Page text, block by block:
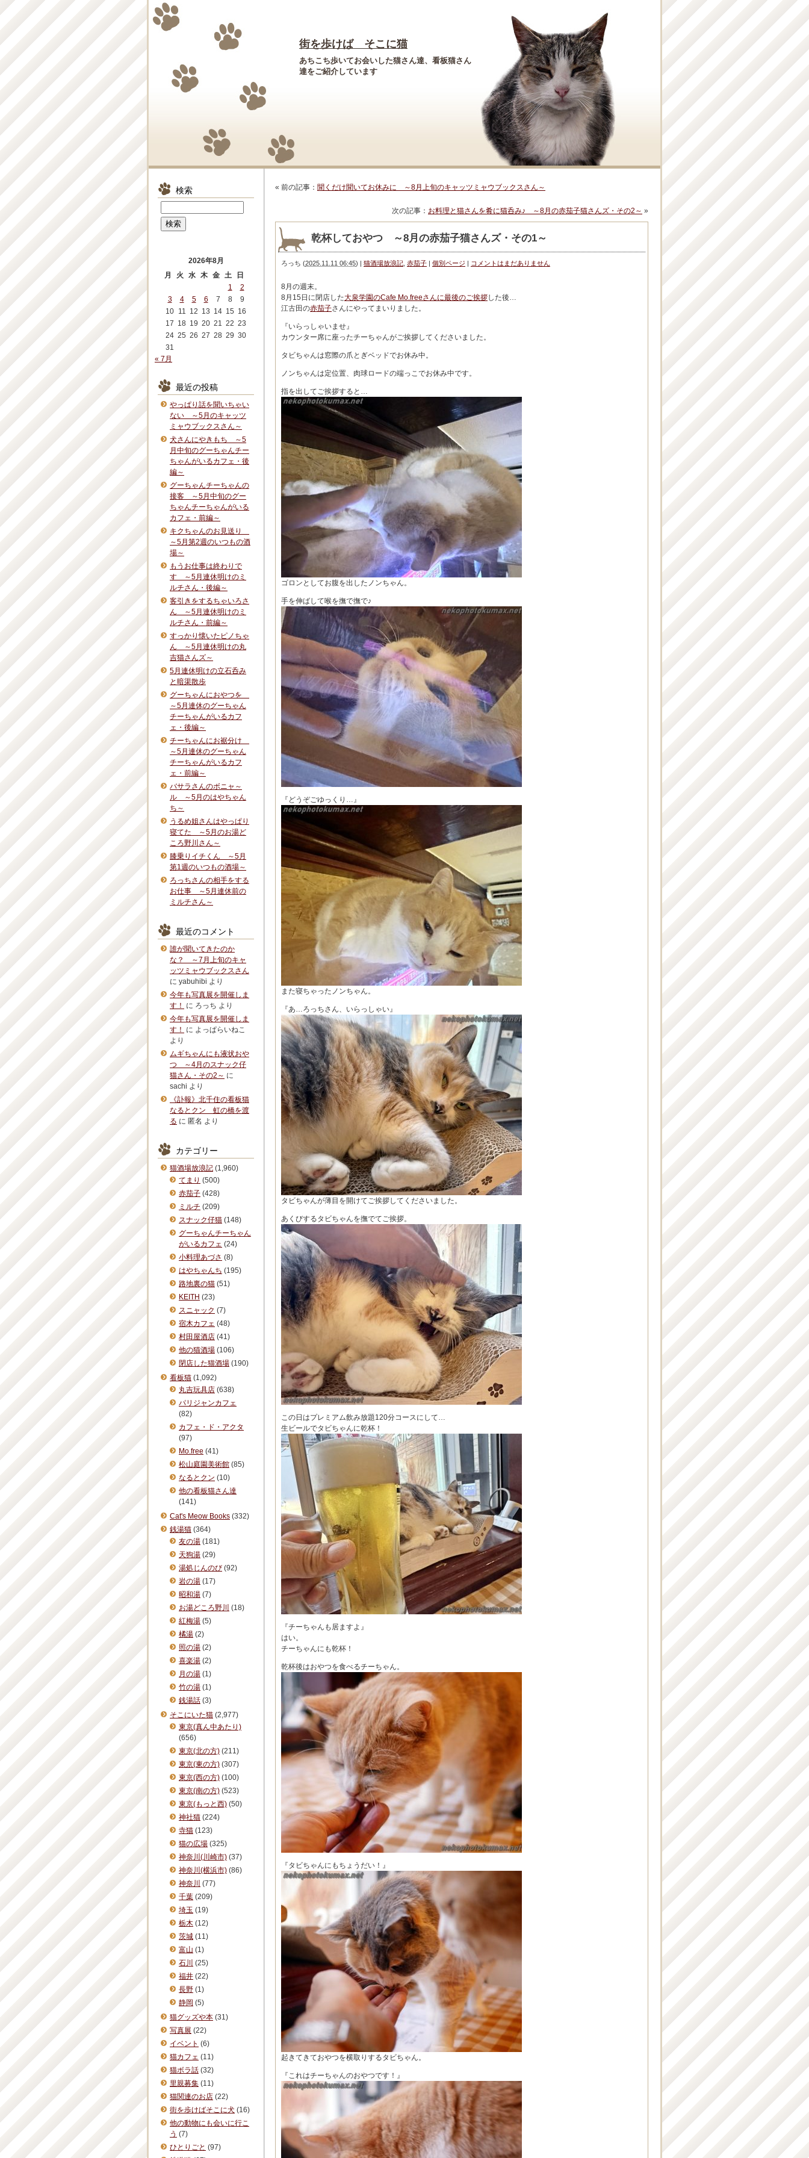
街を歩けば そこに猫
あちこち歩いてお会いした猫さん達、看板猫さん
達をご紹介しています
« 前の記事： 聞くだけ聞いてお休みに ～8月上旬のキャッツミャウブックスさん～
次の記事： お料理と猫さんを肴に猫呑み♪ ～8月の赤茄子猫さんズ・その2～ »
乾杯しておやつ ～8月の赤茄子猫さんズ・その1～
ろっち (2025.11.11 06:45) | 猫酒場放浪記 赤茄子 | 個別ページ | コメントはまだありません
8月の週末。
8月15日に閉店した大泉学園のCafe Mo.freeさんに最後のご挨拶した後…
江古田の赤茄子さんにやってまいりました。
『いらっしゃいませ』
カウンター席に座ったチーちゃんがご挨拶してくださいました。
タビちゃんは窓際の爪とぎベッドでお休み中。
ノンちゃんは定位置、肉球ロードの端っこでお休み中です。
指を出してご挨拶すると…
ゴロンとしてお腹を出したノンちゃん。
手を伸ばして喉を撫で撫で♪
『どうぞごゆっくり…』
また寝ちゃったノンちゃん。
『あ…ろっちさん、いらっしゃい』
タビちゃんが薄目を開けてご挨拶してくださいました。
あくびするタビちゃんを撫でてご挨拶。
この日はプレミアム飲み放題120分コースにして…
生ビールでタビちゃんに乾杯！
『チーちゃんも居ますよ』
はい。
チーちゃんにも乾杯！
乾杯後はおやつを食べるチーちゃん。
『タビちゃんにもちょうだい！』
起きてきておやつを横取りするタビちゃん。
『これはチーちゃんのおやつです！』
検索
2026年8月
月
火 水 木 金 土
日
1
2
3
4 5 6 7 8
9
10 11 12 13 14 15 16
17 18 19 20 21 22 23
24 25 26 27 28 29 30
31
« 7月
最近の投稿
やっぱり話を聞いちゃい
ない ～5月のキャッツ
ミャウブックスさん～
犬さんにやきもち ～5
月中旬のグーちゃんチー
ちゃんがいるカフェ・後
編～
グーちゃんチーちゃんの
接客 ～5月中旬のグー
ちゃんチーちゃんがいる
カフェ・前編～
キクちゃんのお見送り
～5月第2週のいつもの酒
場～
もうお仕事は終わりで
す ～5月連休明けのミ
ルチさん・後編～
客引きをするちゃいろさ
ん ～5月連休明けのミ
ルチさん・前編～
すっかり懐いたピノちゃ
ん ～5月連休明けの丸
吉猫さんズ～
5月連休明けの立石呑み
と暗渠散歩
グーちゃんにおやつを
～5月連休のグーちゃん
チーちゃんがいるカフ
ェ・後編～
チーちゃんにお裾分け
～5月連休のグーちゃん
チーちゃんがいるカフ
ェ・前編～
バサラさんのボニャ～
ル ～5月のはやちゃん
ち～
うるめ姐さんはやっぱり
寝てた ～5月のお湯ど
ころ野川さん～
膝乗りイチくん ～5月
第1週のいつもの酒場～
ろっちさんの相手をする
お仕事 ～5月連休前の
ミルチさん～
最近のコメント
誰が聞いてきたのか
な？ ～7月上旬のキャ
ッツミャウブックスさん
に yabuhibi より
今年も写真展を開催しま
す！
に ろっち より
今年も写真展を開催しま
す！
に よっぱらいねこ
より
ムギちゃんにも液状おや
つ ～4月のスナック仔
猫さん・その2～ に
sachi より
《訃報》北千住の看板猫
なるとクン 虹の橋を渡
る に 匿名 より
カテゴリー
猫酒場放浪記 (1,960)
てまり (500)
赤茄子 (428)
ミルチ (209)
スナック仔猫 (148)
グーちゃんチーちゃん
がいるカフェ (24)
小料理あづさ (8)
はやちゃんち (195)
路地裏の猫 (51)
KEITH (23)
スニャック (7)
宿木カフェ (48)
村田屋酒店 (41)
他の猫酒場 (106)
閉店した猫酒場 (190)
看板猫 (1,092)
丸吉玩具店 (638)
パリジャンカフェ
(82)
カフェ・ド・アクタ
(97)
Mo.free (41)
松山庭園美術館 (85)
なるとクン (10)
他の看板猫さん達
(141)
Cat's Meow Books (332)
銭湯猫 (364)
友の湯 (181)
天狗湯 (29)
湯処じんのび (92)
岩の湯 (17)
昭和湯 (7)
お湯どころ野川 (18)
紅梅湯 (5)
橘湯 (2)
照の湯 (2)
喜楽湯 (2)
月の湯 (1)
竹の湯 (1)
銭湯話 (3)
そこにいた猫 (2,977)
東京(真ん中あたり)
(656)
東京(北の方) (211)
東京(東の方) (307)
東京(西の方) (100)
東京(南の方) (523)
東京(もっと西) (50)
神社猫 (224)
寺猫 (123)
猫の広場 (325)
神奈川(川崎市) (37)
神奈川(横浜市) (86)
神奈川 (77)
千葉 (209)
埼玉 (19)
栃木 (12)
茨城 (11)
富山 (1)
石川 (25)
福井 (22)
長野 (1)
静岡 (5)
猫グッズや本 (31)
写真展 (22)
イベント (6)
猫カフェ (11)
猫ボラ話 (32)
里親募集 (11)
猫関連のお店 (22)
街を歩けばそこに犬 (16)
他の動物にも会いに行こ
う (7)
ひとりごと (97)